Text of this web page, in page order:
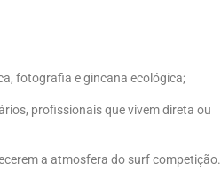
fotografia e gincana ecológica;
profissionais que vivem direta ou
a atmosfera do surf competição.